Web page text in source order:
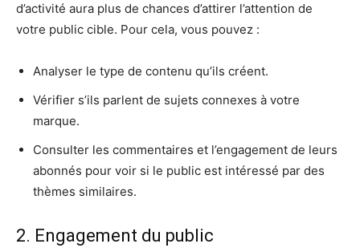
d’activité aura plus de chances d’attirer l’attention de
votre public cible. Pour cela, vous pouvez :
Analyser le type de contenu qu’ils créent.
Vérifier s’ils parlent de sujets connexes à votre
marque.
Consulter les commentaires et l’engagement de leurs
abonnés pour voir si le public est intéressé par des
thèmes similaires.
2. Engagement du public